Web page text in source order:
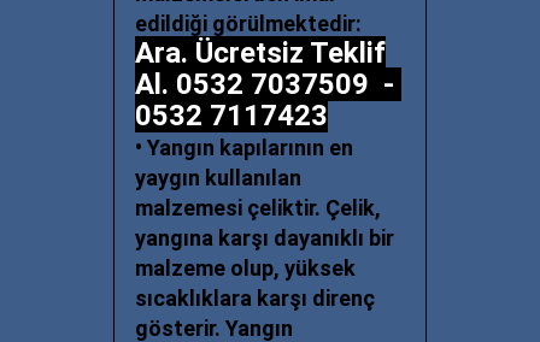
edildiği görülmektedir:
Ara. Ücretsiz Teklif
Al. 0532 7037509 -
0532 7117423
• Yangın kapılarının en
yaygın kullanılan
malzemesi çeliktir. Çelik,
yangına karşı dayanıklı bir
malzeme olup, yüksek
sıcaklıklara karşı direnç
gösterir. Yangın